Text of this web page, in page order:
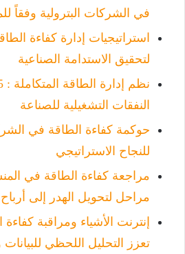
في الشركات البترولية وفقاً
لتحقيق الاستدامة الصناعية
النفقات التشغيلية للصناعة
للنجاح الاستراتيجي
مراحل لتحويل الهدر إلى أرباح
تعزز التحليل اللحظي للبيانات